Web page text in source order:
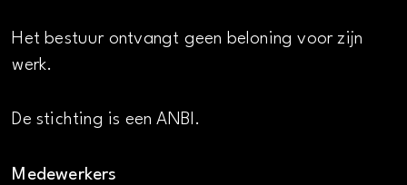
Het bestuur ontvangt geen beloning voor zijn
werk.
De stichting is een ANBI.
Medewerkers